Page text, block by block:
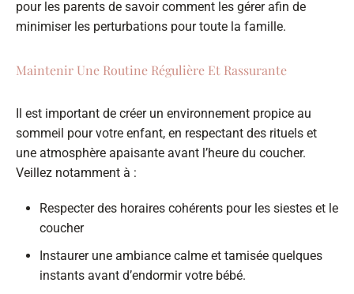
pour les parents de savoir comment les gérer afin de
minimiser les perturbations pour toute la famille.
Maintenir Une Routine Régulière Et Rassurante
Il est important de créer un environnement propice au
sommeil pour votre enfant, en respectant des rituels et
une atmosphère apaisante avant l’heure du coucher.
Veillez notamment à :
Respecter des horaires cohérents pour les siestes et le
coucher
Instaurer une ambiance calme et tamisée quelques
instants avant d’endormir votre bébé.